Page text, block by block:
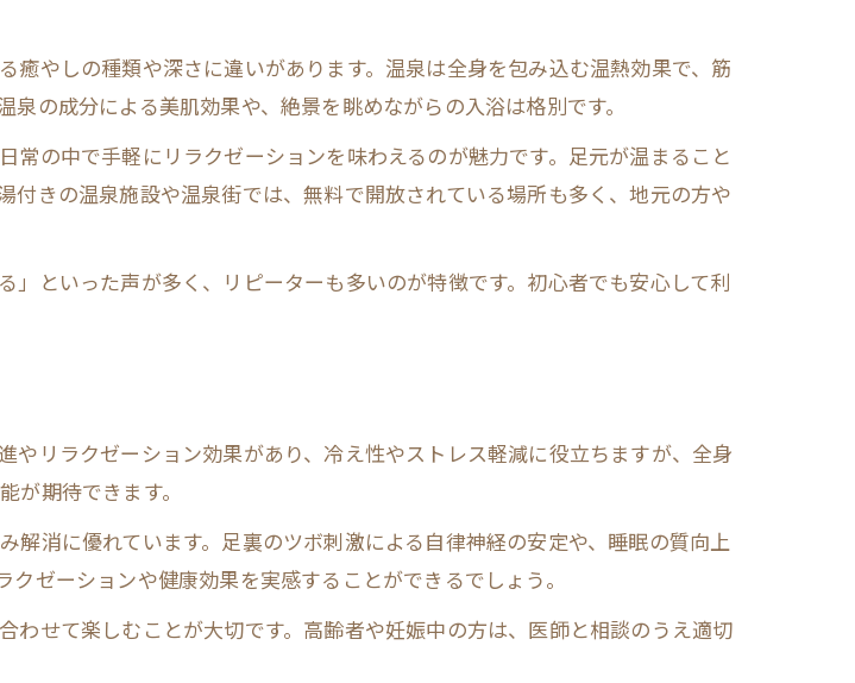
を満喫するコツ
軽に楽しむ方法
満喫するための工夫
リラクゼーションに活用
を癒やすおすすめ法
やしの種類や深さに違いがあります。温泉は全身を包み込む温熱効果で、筋
の成分による美肌効果や、絶景を眺めながらの入浴は格別です。
の中で手軽にリラクゼーションを味わえるのが魅力です。足元が温まること
きの温泉施設や温泉街では、無料で開放されている場所も多く、地元の方や
といった声が多く、リピーターも多いのが特徴です。初心者でも安心して利
リラクゼーション効果があり、冷え性やストレス軽減に役立ちますが、全身
期待できます。
消に優れています。足裏のツボ刺激による自律神経の安定や、睡眠の質向上
ゼーションや健康効果を実感することができるでしょう。
せて楽しむことが大切です。高齢者や妊娠中の方は、医師と相談のうえ適切